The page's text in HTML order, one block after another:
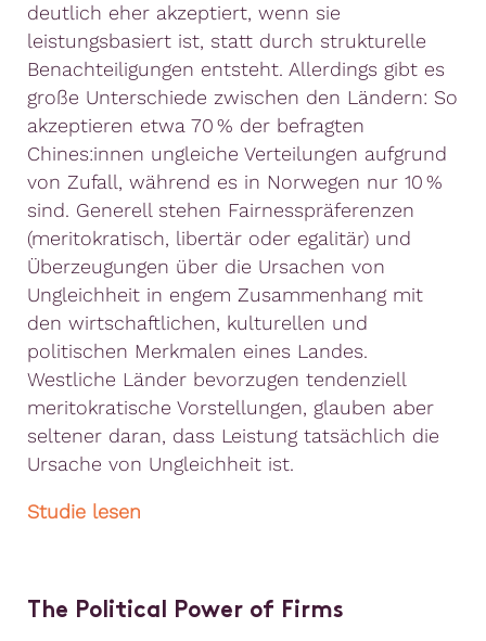
deutlich eher akzeptiert, wenn sie
leistungsbasiert ist, statt durch strukturelle
Benachteiligungen entsteht. Allerdings gibt es
große Unterschiede zwischen den Ländern: So
akzeptieren etwa 70 % der befragten
Chines:innen ungleiche Verteilungen aufgrund
von Zufall, während es in Norwegen nur 10 %
sind. Generell stehen Fairnesspräferenzen
(meritokratisch, libertär oder egalitär) und
Überzeugungen über die Ursachen von
Ungleichheit in engem Zusammenhang mit
den wirtschaftlichen, kulturellen und
politischen Merkmalen eines Landes.
Westliche Länder bevorzugen tendenziell
meritokratische Vorstellungen, glauben aber
seltener daran, dass Leistung tatsächlich die
Ursache von Ungleichheit ist.
Studie lesen
The Political Power of Firms